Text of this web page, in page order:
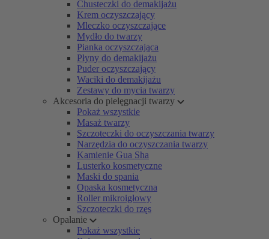
Chusteczki do demakijażu
Krem oczyszczający
Mleczko oczyszczające
Mydło do twarzy
Pianka oczyszczająca
Płyny do demakijażu
Puder oczyszczający
Waciki do demakijażu
Zestawy do mycia twarzy
Akcesoria do pielęgnacji twarzy
Pokaż wszystkie
Masaż twarzy
Szczoteczki do oczyszczania twarzy
Narzędzia do oczyszczania twarzy
Kamienie Gua Sha
Lusterko kosmetyczne
Maski do spania
Opaska kosmetyczna
Roller mikroigłowy
Szczoteczki do rzęs
Opalanie
Pokaż wszystkie